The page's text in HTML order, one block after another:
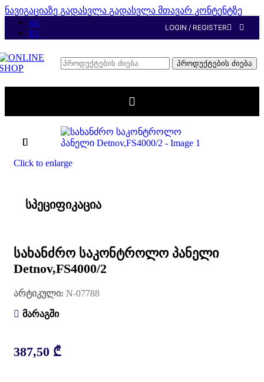
ნავიგაციაზე გადასვლა გადასვლა მთავარ კონტენტზე
GE
EN
LOGIN / REGISTER
პროდუქტების ძიება
Click to enlarge
სპეციფიკაცია
სახანძრო საკონტროლო პანელი
Detnov,FS4000/2
არტიკული: N-07788
მარაგში
387,50 ₾